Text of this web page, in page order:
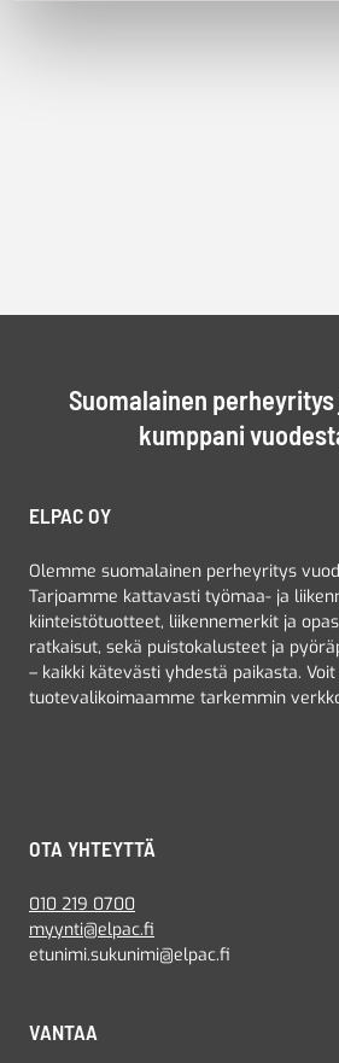
Suomalainen
kumppani
ELPAC OY
Olemme suomalainen perheyritys
Tarjoamme kattavasti työmaa- ja
kiinteistötuotteet, liikennemerkit ja
ratkaisut, sekä puistokalusteet ja
– kaikki kätevästi yhdestä paikasta.
tuotevalikoimaamme tarkemmin
OTA YHTEYTTÄ
010 219 0700
myynti@elpac.fi
etunimi.sukunimi@elpac.fi
VANTAA